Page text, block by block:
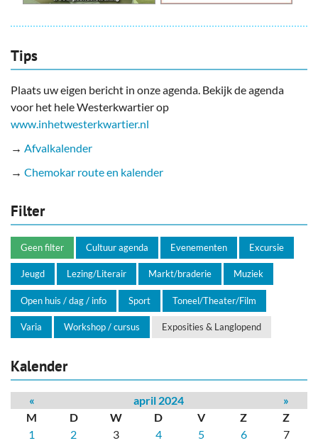
Tips
Plaats uw eigen bericht in onze agenda. Bekijk de agenda
voor het hele Westerkwartier op
www.inhetwesterkwartier.nl
→ Afvalkalender
→ Chemokar route en kalender
Filter
Geen filter Cultuur agenda Evenementen Excursie
Jeugd Lezing/Literair Markt/braderie Muziek
Open huis / dag / info Sport Toneel/Theater/Film
Varia Workshop / cursus Exposities & Langlopend
Kalender
« april 2024
»
M
D W D V Z
Z
1
2 3 4 5 6
7